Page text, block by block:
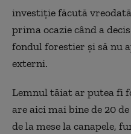
investiţie făcută
prima ocazie când a
fondul forestier şi să nu
externi.
Lemnul tăiat ar putea fi
are aici mai bine de 20
de la mese la canapele,